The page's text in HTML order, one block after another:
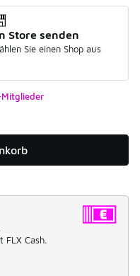
Store senden
Sie einen Shop aus
Cash.